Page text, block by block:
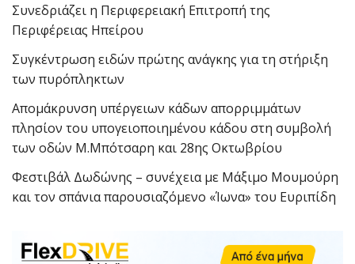
Συνεδριάζει η Περιφερειακή Επιτροπή της
Περιφέρειας Ηπείρου
Συγκέντρωση ειδών πρώτης ανάγκης για τη στήριξη
των πυρόπληκτων
Απομάκρυνση υπέργειων κάδων απορριμμάτων
πλησίον του υπογειοποιημένου κάδου στη συμβολή
των οδών Μ.Μπότσαρη και 28ης Οκτωβρίου
Φεστιβάλ Δωδώνης – συνέχεια με Μάξιμο Μουμούρη
και τον σπάνια παρουσιαζόμενο «Ίωνα» του Ευριπίδη